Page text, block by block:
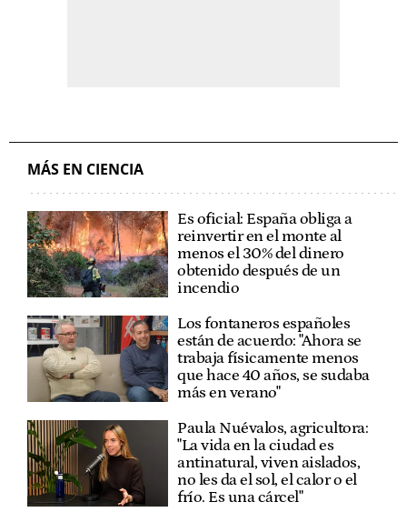
MÁS EN CIENCIA
Es oficial: España obliga a
reinvertir en el monte al
menos el 30% del dinero
obtenido después de un
incendio
Los fontaneros españoles
están de acuerdo: "Ahora se
trabaja físicamente menos
que hace 40 años, se sudaba
más en verano"
Paula Nuévalos, agricultora:
"La vida en la ciudad es
antinatural, viven aislados,
no les da el sol, el calor o el
frío. Es una cárcel"